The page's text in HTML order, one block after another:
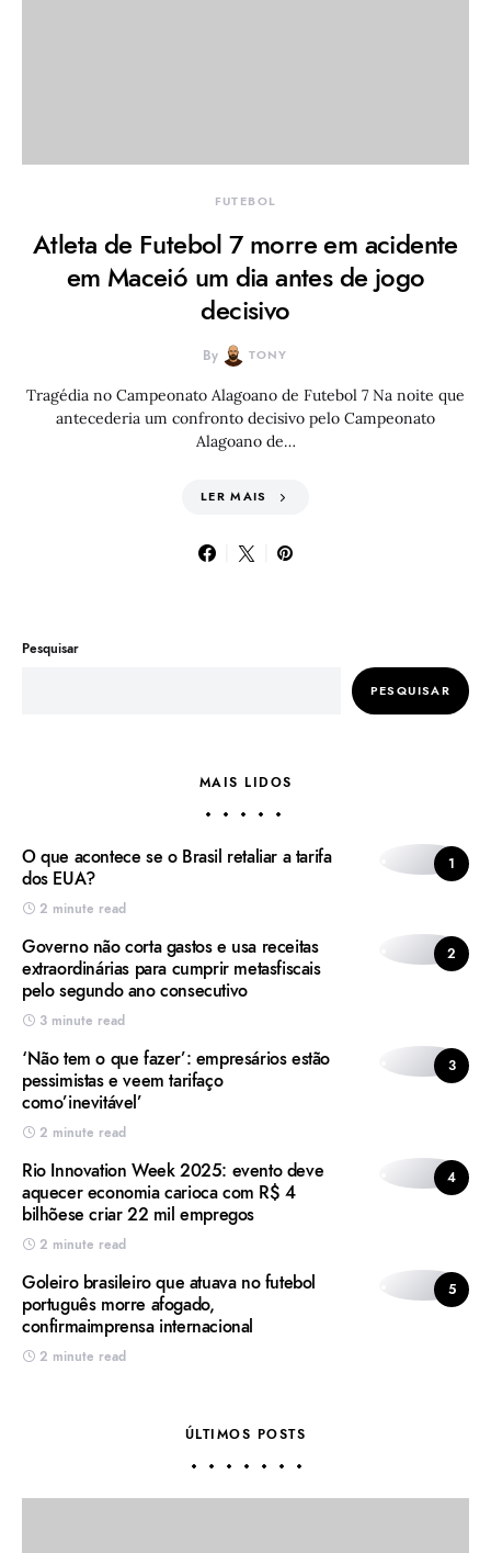
FUTEBOL
Atleta de Futebol 7 morre em acidente
em Maceió um dia antes de jogo
decisivo
By TONY
Tragédia no Campeonato Alagoano de Futebol 7 Na noite que
antecederia um confronto decisivo pelo Campeonato
Alagoano de…
LER MAIS
Pesquisar
PESQUISAR
MAIS LIDOS
1
O que acontece se o Brasil retaliar a tarifa
dos EUA?
2 minute read
2
Governo não corta gastos e usa receitas
extraordinárias para cumprir metasfiscais
pelo segundo ano consecutivo
3 minute read
3
‘Não tem o que fazer’: empresários estão
pessimistas e veem tarifaço
como’inevitável’
2 minute read
4
Rio Innovation Week 2025: evento deve
aquecer economia carioca com R$ 4
bilhõese criar 22 mil empregos
2 minute read
5
Goleiro brasileiro que atuava no futebol
português morre afogado,
confirmaimprensa internacional
2 minute read
ÚLTIMOS POSTS